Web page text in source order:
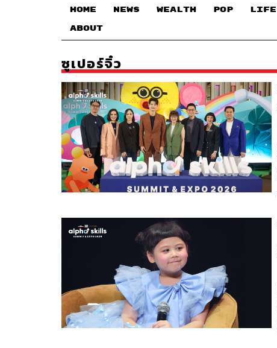
HOME NEWS WEALTH POP LIFE
ABOUT
ซูเปอร์จิ๋ว